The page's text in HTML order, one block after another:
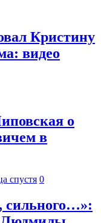
Кристину
видео
о
в
спустя 0
сильного…»: